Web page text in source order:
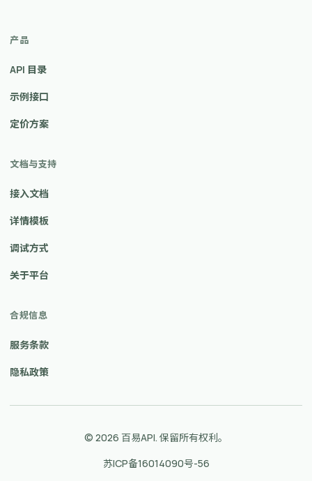
产品
API 目录
示例接口
定价方案
文档与支持
接入文档
详情模板
调试方式
关于平台
合规信息
服务条款
隐私政策
© 2026 百易API. 保留所有权利。
苏ICP备16014090号-56